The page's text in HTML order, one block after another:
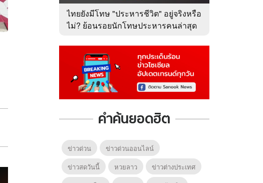
ไทยยังมีโทษ "ประหารชีวิต" อยู่จริงหรือ
ไม่? ย้อนรอยนักโทษประหารคนล่าสุด
คำค้นยอดฮิต
ข่าวด่วน
ข่าวด่วนออนไลน์
ข่าวสดวันนี้
หวยลาว
ข่าวต่างประเทศ